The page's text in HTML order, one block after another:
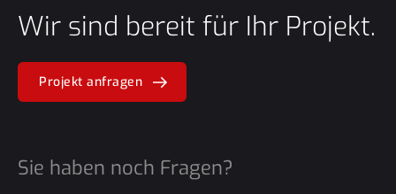
Wir sind bereit für Ihr Projekt.
Projekt anfragen
Sie haben noch Fragen?